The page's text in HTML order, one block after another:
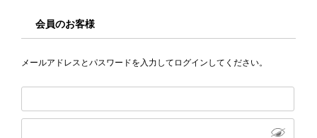
会員のお客様
メールアドレスとパスワードを入力してログインしてください。